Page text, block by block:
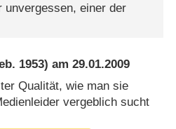
unvergessen, einer der
1953) am29.01.2009
Qualität, wie man sie
vergeblich sucht